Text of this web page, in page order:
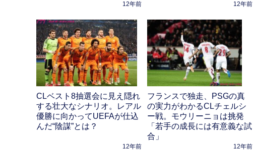
12年前 12年前
CLベスト8抽選会に見え隠れ
する壮大なシナリオ。レアル
優勝に向かってUEFAが仕込
んだ“陰謀”とは？
12年前
フランスで独走、PSGの真
の実力がわかるCLチェルシ
ー戦。モウリーニョは挑発
「若手の成長には有意義な試
合」
12年前